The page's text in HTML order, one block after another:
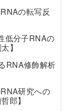
の転写反
低分子RNAの
】
RNA修飾解析
研究への
郎】